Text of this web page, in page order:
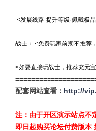
<发展线路-提升等级·佩戴极
战士： <免费玩家前期不推荐
<如要直接玩战士，推荐充元
配套网站查看： http://
注：由于开区演示站点不
即日起购买论坛付费版本